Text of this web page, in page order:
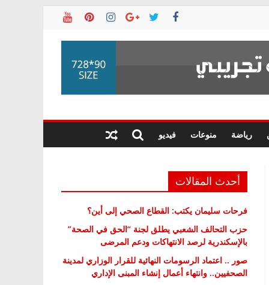
رياضة منوعات فيديو
أحدث المقالات
فرحات سليمان يكتب: القطاع الصحي إلى أين؟
حزب التحالف الشعبي يطلق لجنة “الحق في الصحة”
بالإسكندرية لرصد الانتهاكات ودعم المرضى
صور .. اعتماد الرسومات النهائية للقرار الوزاري لمدينة
الصحفيين.. وانتهاء أعمال إنشاء المبنى الإداري